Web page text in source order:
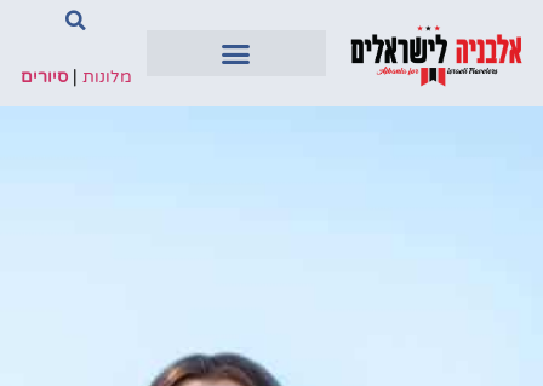
מלונות |סיורים